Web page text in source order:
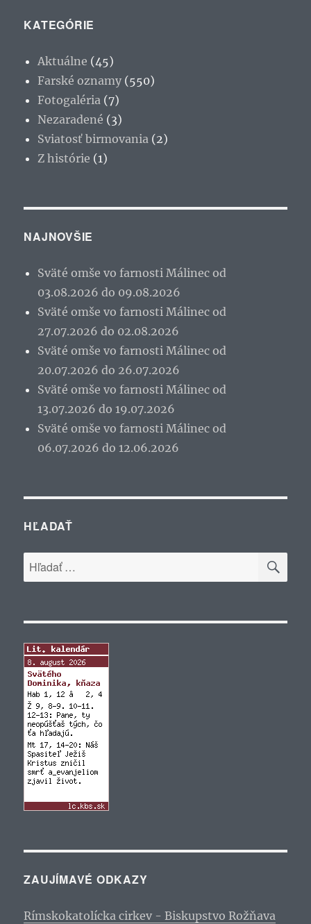
KATEGÓRIE
Aktuálne (45)
Farské oznamy (550)
Fotogaléria (7)
Nezaradené (3)
Sviatosť birmovania (2)
Z histórie (1)
NAJNOVŠIE
Sväté omše vo farnosti Málinec od
03.08.2026 do 09.08.2026
Sväté omše vo farnosti Málinec od
27.07.2026 do 02.08.2026
Sväté omše vo farnosti Málinec od
20.07.2026 do 26.07.2026
Sväté omše vo farnosti Málinec od
13.07.2026 do 19.07.2026
Sväté omše vo farnosti Málinec od
06.07.2026 do 12.06.2026
HĽADAŤ
Hľadať:
ZAUJÍMAVÉ ODKAZY
Rímskokatolícka cirkev - Biskupstvo Rožňava